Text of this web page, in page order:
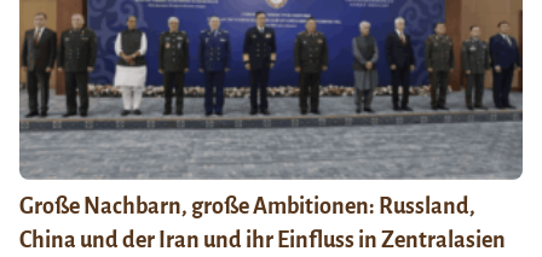
Große Nachbarn, große Ambitionen: Russland,
China und der Iran und ihr Einfluss in Zentralasien